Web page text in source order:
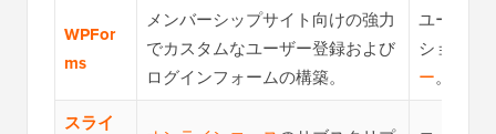
WPFor
ms
メンバーシップサイト向けの強力
でカスタムなユーザー登録および
ログインフォームの構築。
ユーザー
ションサ
ー。
スライ